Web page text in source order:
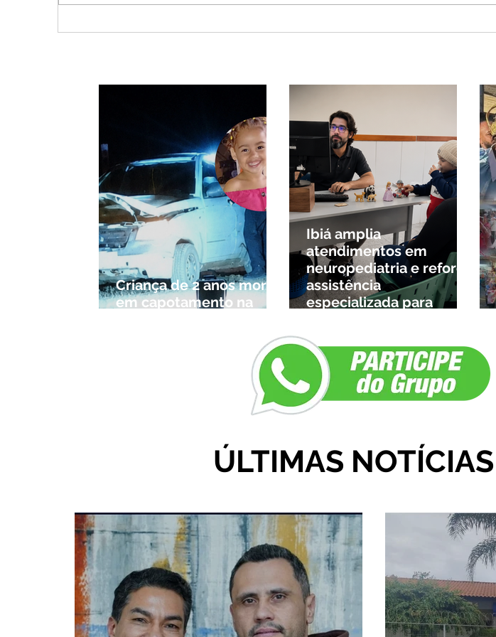
após briga durante luau no
encontrado morto em
Criança de 2 anos morre
em capotamento na
Ibiá amplia
atendimentos em
neuropediatria e reforça
assistência
especializada para
região
ÚLTIMAS NOTÍCIAS